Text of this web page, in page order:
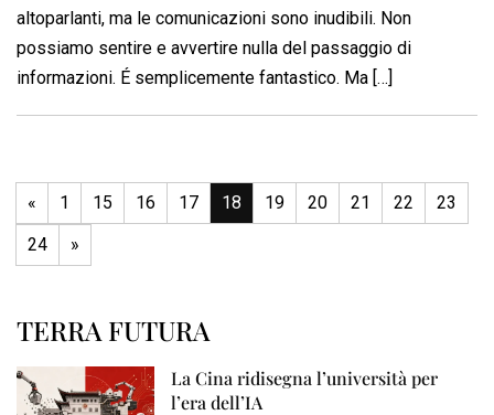
altoparlanti, ma le comunicazioni sono inudibili. Non
possiamo sentire e avvertire nulla del passaggio di
informazioni. É semplicemente fantastico. Ma […]
« 1 15 16 17 18 19 20 21 22
23
24
»
TERRA FUTURA
La Cina ridisegna l’università per
l’era dell’IA